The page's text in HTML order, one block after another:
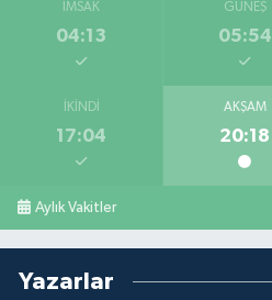
İMSAK
04:13
GÜNEŞ
05:54
İKINDI
17:04
AKŞAM
20:18
Aylık Vakitler
Yazarlar